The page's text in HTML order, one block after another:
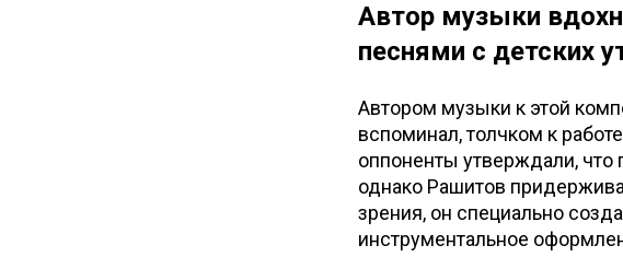
Автор музыки
песнями с детских
Автором музыки к этой
вспоминал, толчком к
оппоненты утверждали, что
однако Рашитов
зрения, он специально
инструментальное